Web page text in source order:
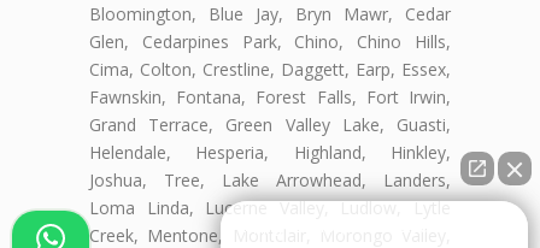
Bloomington, Blue Jay, Bryn Mawr, Cedar
Glen, Cedarpines Park, Chino, Chino Hills,
Cima, Colton, Crestline, Daggett, Earp, Essex,
Fawnskin, Fontana, Forest Falls, Fort Irwin,
Grand Terrace, Green Valley Lake, Guasti,
Helendale, Hesperia, Highland, Hinkley,
Joshua, Tree, Lake Arrowhead, Landers,
Loma Linda, Lucerne Valley, Ludlow, Lytle
Creek, Mentone, Montclair, Morongo Valley,